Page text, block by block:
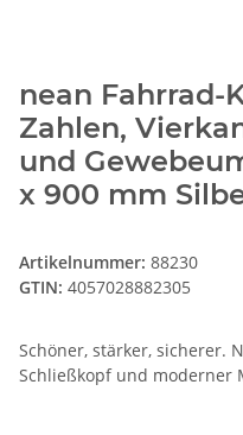
nean Fahrrad-
Zahlen,
und
x 900 mm
Artikelnummer: 88230
GTIN: 4057028882305
Schöner, stärker, sicherer.
Schließkopf und moderner